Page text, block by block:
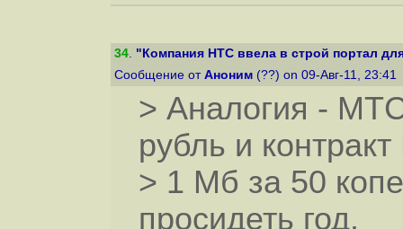
34. "Компания HTC ввела в строй портал
Сообщение от Аноним (??) on 09-Авг-11, 23:41
> Аналогия -
рубль и
> 1 Мб за 50
просидеть год.